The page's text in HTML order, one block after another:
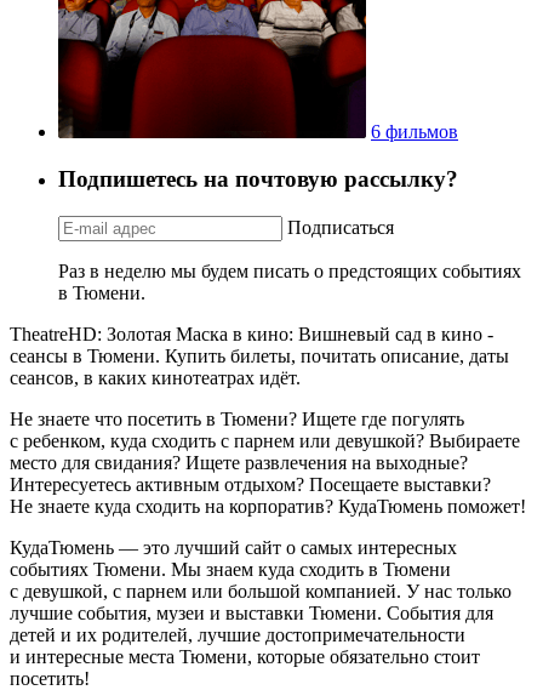
6 фильмов
Подпишетесь на почтовую рассылку?
Подписаться
Раз в неделю мы будем писать о предстоящих событиях
в Тюмени.
TheatreHD: Золотая Маска в кино: Вишневый сад в кино -
сеансы в Тюмени. Купить билеты, почитать описание, даты
сеансов, в каких кинотеатрах идёт.
Не знаете что посетить в Тюмени? Ищете где погулять
с ребенком, куда сходить с парнем или девушкой? Выбираете
место для свидания? Ищете развлечения на выходные?
Интересуетесь активным отдыхом? Посещаете выставки?
Не знаете куда сходить на корпоратив? КудаТюмень поможет!
КудаТюмень — это лучший сайт о самых интересных
событиях Тюмени. Мы знаем куда сходить в Тюмени
с девушкой, с парнем или большой компанией. У нас только
лучшие события, музеи и выставки Тюмени. События для
детей и их родителей, лучшие достопримечательности
и интересные места Тюмени, которые обязательно стоит
посетить!